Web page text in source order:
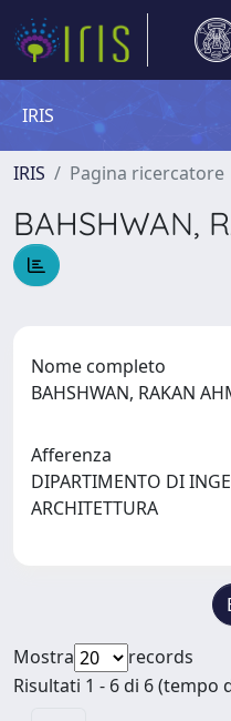
IRIS
IRIS Pagina ricercatore
BAHSHWAN,
Nome completo
BAHSHWAN, RAKAN
Afferenza
DIPARTIMENTO DI
ARCHITETTURA
Mostra
records
Risultati 1 - 6 di 6 (tempo